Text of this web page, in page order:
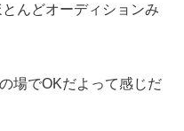
んどオーディションみ
場でOKだよって感じだ